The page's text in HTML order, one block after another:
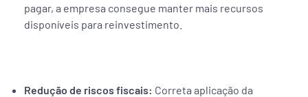
pagar, a empresa consegue manter mais recursos
disponíveis para reinvestimento.
Redução de riscos fiscais: Correta aplicação da